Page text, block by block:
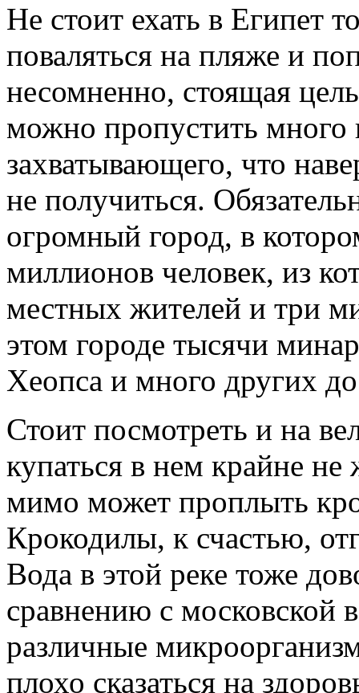
Не стоит ехать в Египет
поваляться на пляже и
несомненно, стоящая
можно пропустить много
захватывающего, что
не получиться.
огромный город, в
миллионов человек, из
местных жителей и три
этом городе тысячи
Хеопса и много других
Стоит посмотреть и на
купаться в нем крайне
мимо может проплыть
Крокодилы, к счастью,
Вода в этой реке тоже
сравнению с московской
различные
плохо сказаться на